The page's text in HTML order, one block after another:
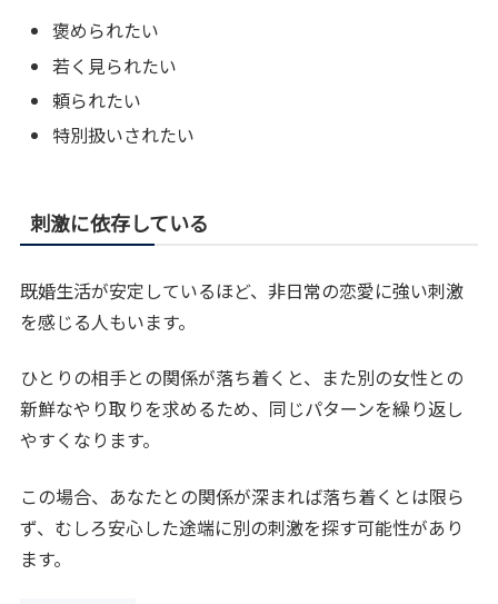
褒められたい
若く見られたい
頼られたい
特別扱いされたい
刺激に依存している
既婚生活が安定しているほど、非日常の恋愛に強い刺激
を感じる人もいます。
ひとりの相手との関係が落ち着くと、また別の女性との
新鮮なやり取りを求めるため、同じパターンを繰り返し
やすくなります。
この場合、あなたとの関係が深まれば落ち着くとは限ら
ず、むしろ安心した途端に別の刺激を探す可能性があり
ます。